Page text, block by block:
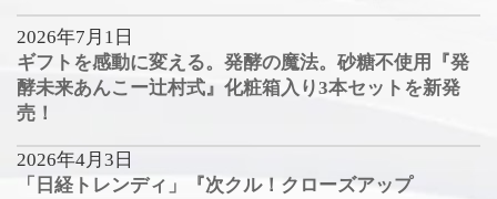
2026年7月1日
ギフトを感動に変える。発酵の魔法。砂糖不使用『発
酵未来あんこー辻村式』化粧箱入り3本セットを新発
売！
2026年4月3日
「日経トレンディ」『次クル！クローズアップ